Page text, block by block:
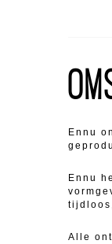
Ennu
Ennu
Alle